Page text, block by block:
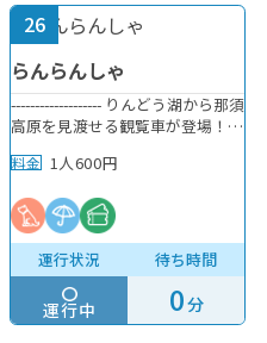
26
らんらんしゃ
------------------- りんどう湖から那須
高原を見渡せる観覧車が登場！
観をお楽しみください。 同伴の
ダフルパスのご購入で25Kgまで
のわんちゃんと一緒にご利用いた
だけます。 ※わんちゃん専用ゴ
ンドラは②⑪のみです。
料金 1人600円
運行状況
運行中
待ち時間
0分
まで利用可